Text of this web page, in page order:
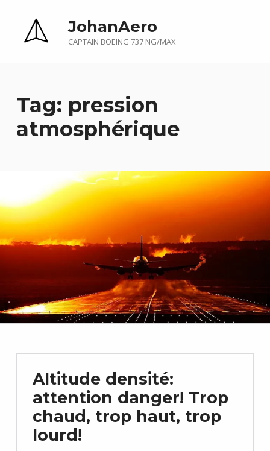
JohanAero
CAPTAIN BOEING 737 NG/MAX
Tag: pression
atmosphérique
Altitude densité:
attention danger! Trop
chaud, trop haut, trop
lourd!